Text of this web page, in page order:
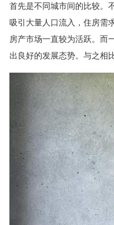
首先是不同城市间的比较。
吸引大量人口流入，住房需
房产市场一直较为活跃。而
出良好的发展态势。与之相